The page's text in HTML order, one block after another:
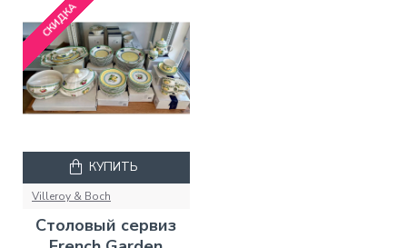
СКИДКА
Villeroy & Boch
Столовый сервиз
КУПИТЬ